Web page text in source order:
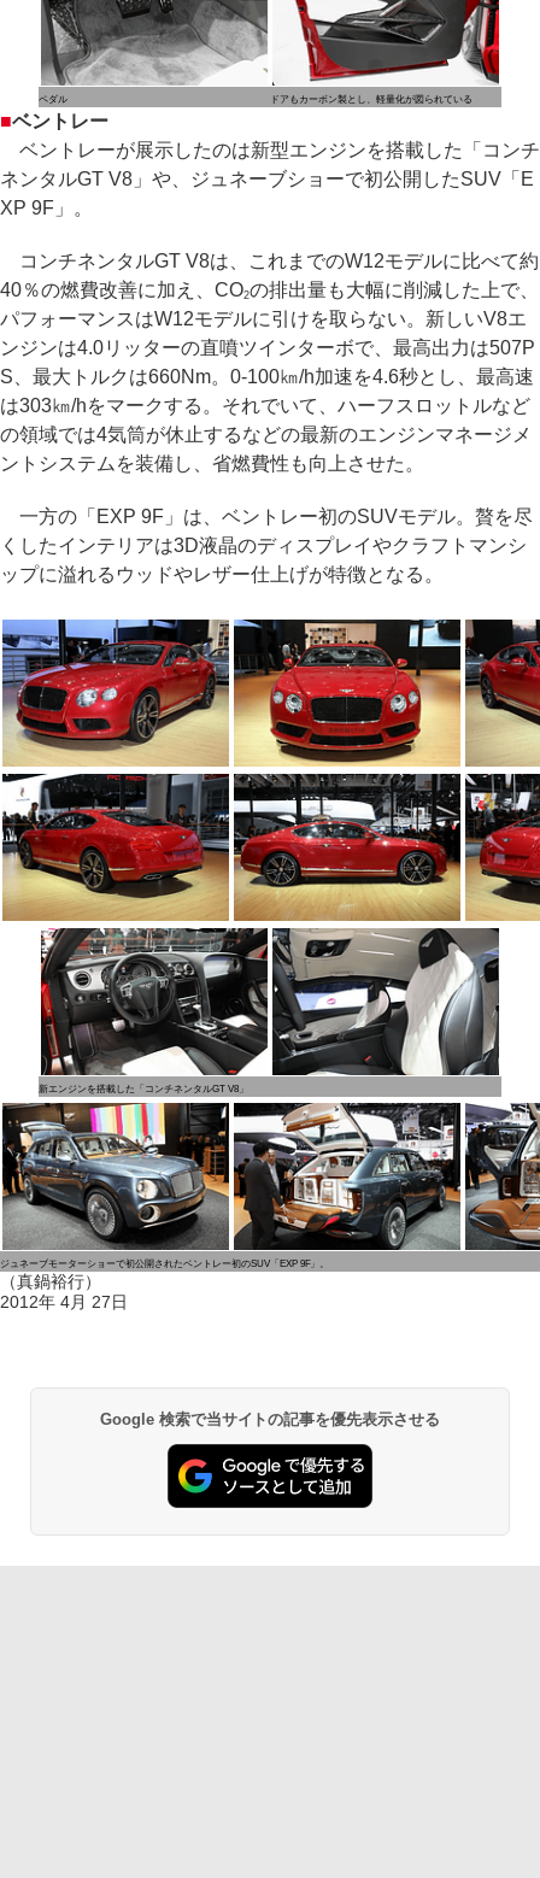
ペダル ドアもカーボン製とし、軽量化が図られている
■ベントレー
ベントレーが展示したのは新型エンジンを搭載した「コンチ
ネンタルGT V8」や、ジュネーブショーで初公開したSUV「E
XP 9F」。
コンチネンタルGT V8は、これまでのW12モデルに比べて約
40％の燃費改善に加え、CO2の排出量も大幅に削減した上で、
パフォーマンスはW12モデルに引けを取らない。新しいV8エ
ンジンは4.0リッターの直噴ツインターボで、最高出力は507P
S、最大トルクは660Nm。0-100㎞/h加速を4.6秒とし、最高速
は303㎞/hをマークする。それでいて、ハーフスロットルなど
の領域では4気筒が休止するなどの最新のエンジンマネージメ
ントシステムを装備し、省燃費性も向上させた。
一方の「EXP 9F」は、ベントレー初のSUVモデル。贅を尽
くしたインテリアは3D液晶のディスプレイやクラフトマンシ
ップに溢れるウッドやレザー仕上げが特徴となる。
新エンジンを搭載した「コンチネンタルGT V8」
ジュネーブモーターショーで初公開されたベントレー初のSUV「EXP 9F」。
（真鍋裕行）
2012年 4月 27日
Google 検索で当サイトの記事を優先表示させる